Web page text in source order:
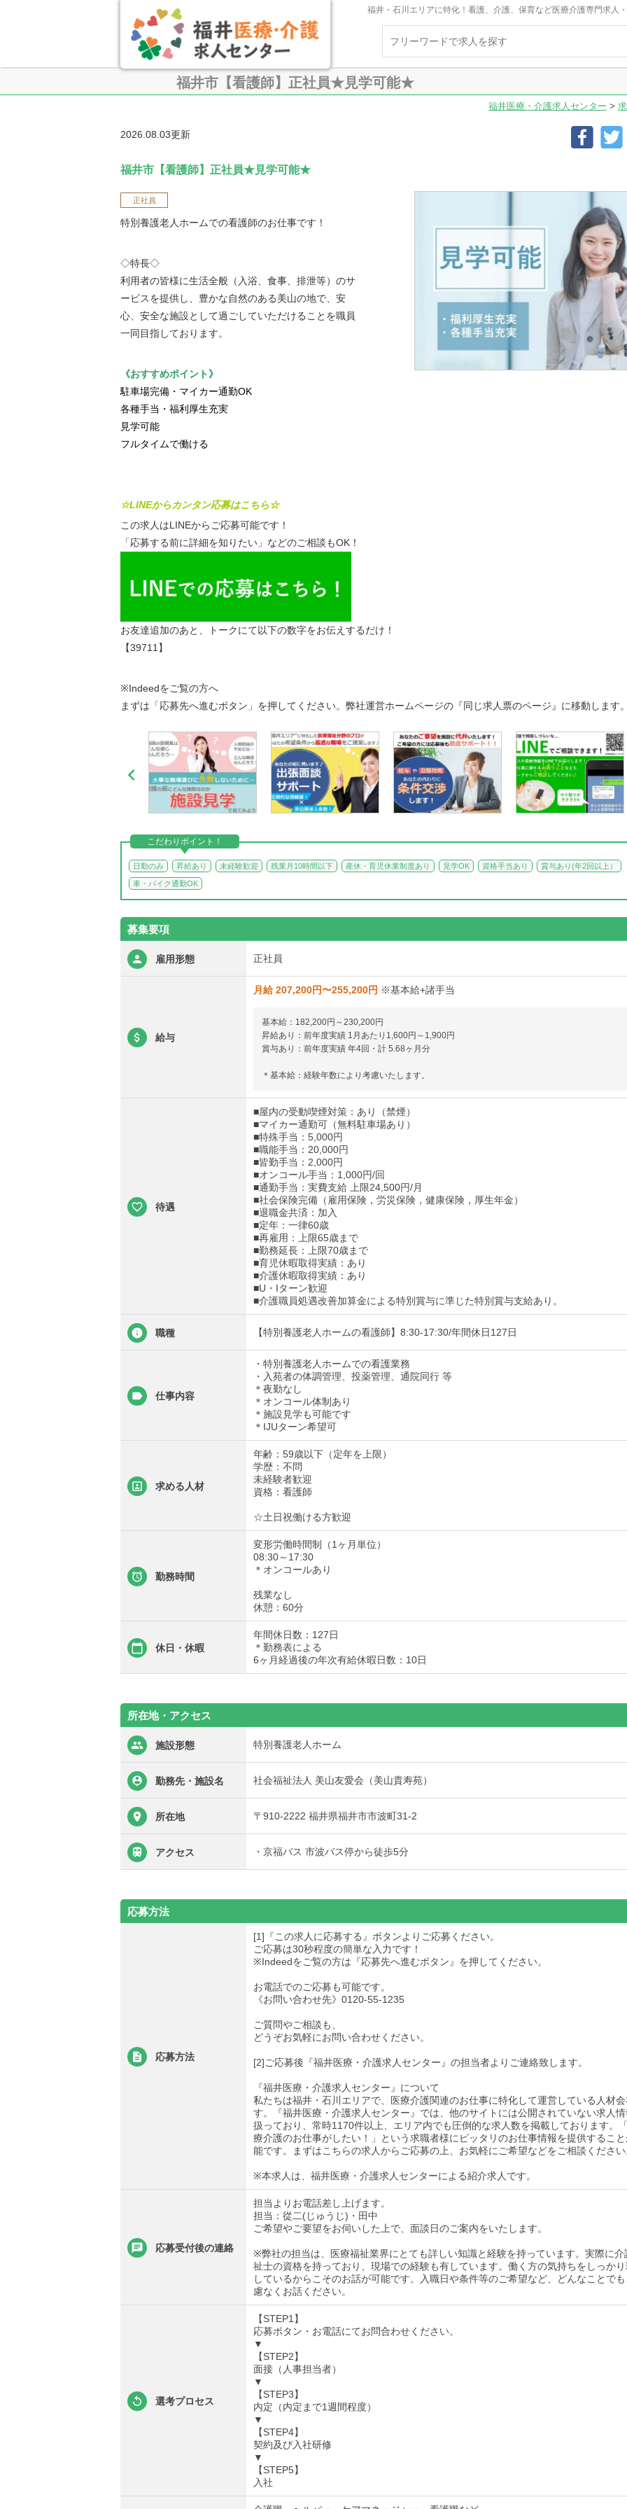
福井・石川エリアに特化！看護、介護、保育など医療介護専門求人
福井市【看護師】正社員★見学可能★
福井医療・介護求人センター >
2026.08.03更新
福井市【看護師】正社員★見学可能★
正社員
特別養護老人ホームでの看護師のお仕事です！
◇特長◇
利用者の皆様に生活全般（入浴、食事、排泄等）のサ
ービスを提供し、豊かな自然のある美山の地で、安
心、安全な施設として過ごしていただけることを職員
一同目指しております。
《おすすめポイント》
駐車場完備・マイカー通勤OK
各種手当・福利厚生充実
見学可能
フルタイムで働ける
☆LINEからカンタン応募はこちら☆
この求人はLINEからご応募可能です！
「応募する前に詳細を知りたい」などのご相談もOK！
お友達追加のあと、トークにて以下の数字をお伝えするだけ！
【39711】
※Indeedをご覧の方へ
まずは「応募先へ進むボタン」を押してください。弊社運営ホームページの『同じ求人票のページ』に移動します

こだわりポイント！
日勤のみ 昇給あり 未経験歓迎 残業月10時間以下 産休・育児休業制度あり 見学OK 資格手当あり 賞与あり(年2回以上）
車・バイク通勤OK
募集要項
雇用形態 正社員
給与
月給 207,200円〜255,200円 ※基本給+諸手当
基本給：182,200円～230,200円
昇給あり：前年度実績 1月あたり1,600円～1,900円
賞与あり：前年度実績 年4回・計 5.68ヶ月分
＊基本給：経験年数により考慮いたします。
待遇
■屋内の受動喫煙対策：あり（禁煙）
■マイカー通勤可（無料駐車場あり）
■特殊手当：5,000円
■職能手当：20,000円
■皆勤手当：2,000円
■オンコール手当：1,000円/回
■通勤手当：実費支給 上限24,500円/月
■社会保険完備（雇用保険，労災保険，健康保険，厚生年金）
■退職金共済：加入
■定年：一律60歳
■再雇用：上限65歳まで
■勤務延長：上限70歳まで
■育児休暇取得実績：あり
■介護休暇取得実績：あり
■U・Iターン歓迎
■介護職員処遇改善加算金による特別賞与に準じた特別賞与支給あり。
職種 【特別養護老人ホームの看護師】8:30-17:30/年間休日127日
仕事内容
・特別養護老人ホームでの看護業務
・入苑者の体調管理、投薬管理、通院同行 等
＊夜勤なし
＊オンコール体制あり
＊施設見学も可能です
＊IJUターン希望可
求める人材
年齢：59歳以下（定年を上限）
学歴：不問
未経験者歓迎
資格：看護師
☆土日祝働ける方歓迎
勤務時間
変形労働時間制（1ヶ月単位）
08:30～17:30
＊オンコールあり
残業なし
休憩：60分
休日・休暇
年間休日数：127日
＊勤務表による
6ヶ月経過後の年次有給休暇日数：10日
所在地・アクセス
施設形態 特別養護老人ホーム
勤務先・施設名 社会福祉法人 美山友愛会（美山貴寿苑）
所在地 〒910-2222 福井県福井市市波町31-2
アクセス ・京福バス 市波バス停から徒歩5分
応募方法
応募方法
[1]『この求人に応募する』ボタンよりご応募ください。
ご応募は30秒程度の簡単な入力です！
※Indeedをご覧の方は『応募先へ進むボタン』を押してください。
お電話でのご応募も可能です。
《お問い合わせ先》0120-55-1235
ご質問やご相談も、
どうぞお気軽にお問い合わせください。
[2]ご応募後『福井医療・介護求人センター』の担当者よりご連絡致します。
『福井医療・介護求人センター』について
私たちは福井・石川エリアで、医療介護関連のお仕事に特化して運営している人材
す。『福井医療・介護求人センター』では、他のサイトには公開されていない求人
扱っており、常時1170件以上、エリア内でも圧倒的な求人数を掲載しております。
療介護のお仕事がしたい！」という求職者様にピッタリのお仕事情報を提供するこ
能です。まずはこちらの求人からご応募の上、お気軽にご希望などをご相談くださ
※本求人は、福井医療・介護求人センターによる紹介求人です。
応募受付後の連絡
担当よりお電話差し上げます。
担当：從二(じゅうじ)・田中
ご希望やご要望をお伺いした上で、面談日のご案内をいたします。
※弊社の担当は、医療福祉業界にとても詳しい知識と経験を持っています。実際に介
祉士の資格を持っており、現場での経験も有しています。働く方の気持ちをしっか
しているからこそのお話が可能です。入職日や条件等のご希望など、どんなことで
慮なくお話ください。
選考プロセス
【STEP1】
応募ボタン・お電話にてお問合わせください。
▼
【STEP2】
面接（人事担当者）
▼
【STEP3】
内定（内定まで1週間程度）
▼
【STEP4】
契約及び入社研修
▼
【STEP5】
入社